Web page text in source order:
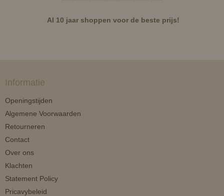
Al 10 jaar shoppen voor de beste prijs!
Informatie
Openingstijden
Algemene Voorwaarden
Retourneren
Contact
Over ons
Klachten
Statement Policy
Pricavybeleid